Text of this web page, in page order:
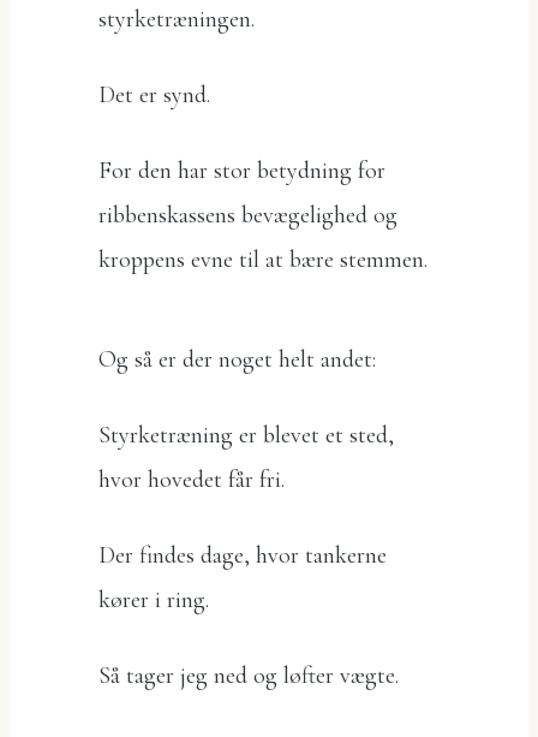
styrketræningen.
Det er synd.
For den har stor betydning for
ribbenskassens bevægelighed og
kroppens evne til at bære stemmen.
Og så er der noget helt andet:
Styrketræning er blevet et sted,
hvor hovedet får fri.
Der findes dage, hvor tankerne
kører i ring.
Så tager jeg ned og løfter vægte.